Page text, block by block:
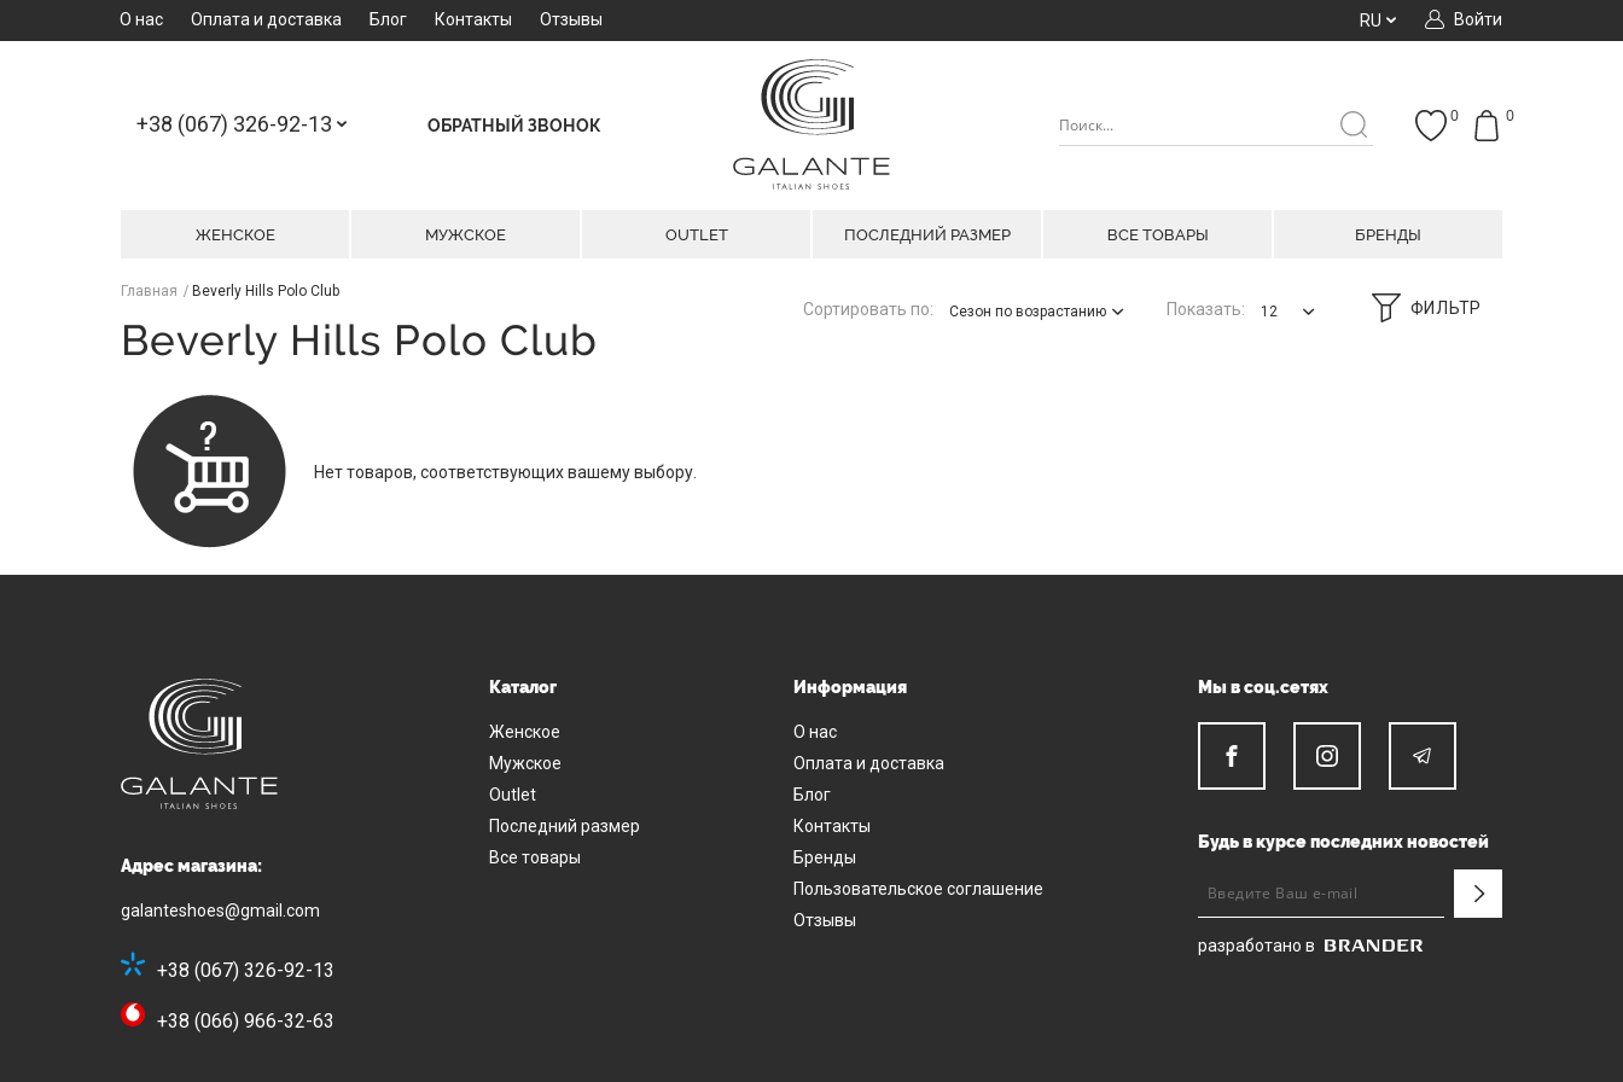
О нас Оплата и доставка Блог Контакты Отзывы Войти
RU
+38 (067) 326-92-13 ОБРАТНЫЙ ЗВОНОК
0
0
ЖЕНСКОЕ МУЖСКОЕ OUTLET ПОСЛЕДНИЙ РАЗМЕР ВСЕ ТОВАРЫ БРЕНДЫ
Главная Beverly Hills Polo Club
Beverly Hills Polo Club
ФИЛЬТР
Сортировать по: Сезон по возрастанию Показать: 12
Нет товаров, соответствующих вашему выбору.
Адрес магазина:
galanteshoes@gmail.com
+38 (067) 326-92-13
+38 (066) 966-32-63
Каталог
Женское
Мужское
Outlet
Последний размер
Все товары
Информация
О нас
Оплата и доставка
Блог
Контакты
Бренды
Пользовательское соглашение
Отзывы
Мы в соц.сетях
Будь в курсе последних новостей
разработано в